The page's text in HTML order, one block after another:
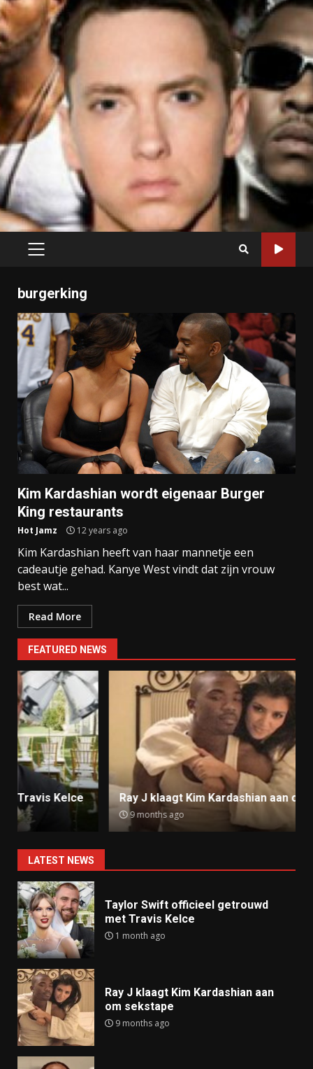
PRIMARY
burgerking
Kim Kardashian wordt eigenaar Burger
King restaurants
Hot Jamz 12 years ago
Kim Kardashian heeft van haar mannetje een
cadeautje gehad. Kanye West vindt dat zijn vrouw
best wat...
Read More
FEATURED NEWS
Ray J klaagt Kim Kardashian aan om sekstape
9 months ago
LATEST NEWS
Taylor Swift officieel getrouwd
met Travis Kelce
1 month ago
Ray J klaagt Kim Kardashian aan
om sekstape
9 months ago